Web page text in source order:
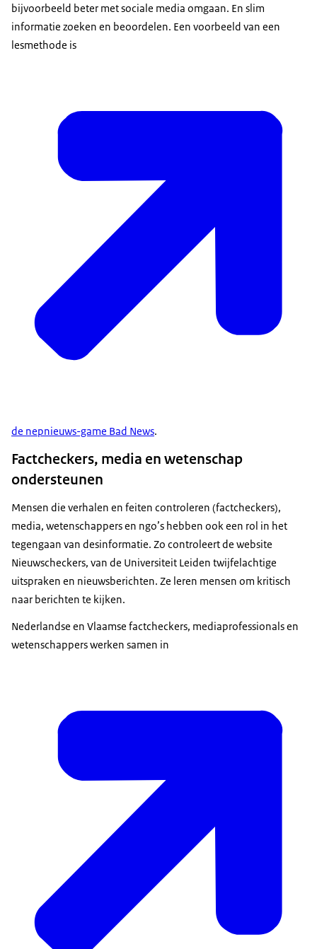
bijvoorbeeld beter met sociale media omgaan. En slim
informatie zoeken en beoordelen. Een voorbeeld van een
lesmethode is
de nepnieuws-game Bad News.
Factcheckers, media en wetenschap
ondersteunen
Mensen die verhalen en feiten controleren (factcheckers),
media, wetenschappers en ngo’s hebben ook een rol in het
tegengaan van desinformatie. Zo controleert de website
Nieuwscheckers, van de Universiteit Leiden twijfelachtige
uitspraken en nieuwsberichten. Ze leren mensen om kritisch
naar berichten te kijken.
Nederlandse en Vlaamse factcheckers, mediaprofessionals en
wetenschappers werken samen in